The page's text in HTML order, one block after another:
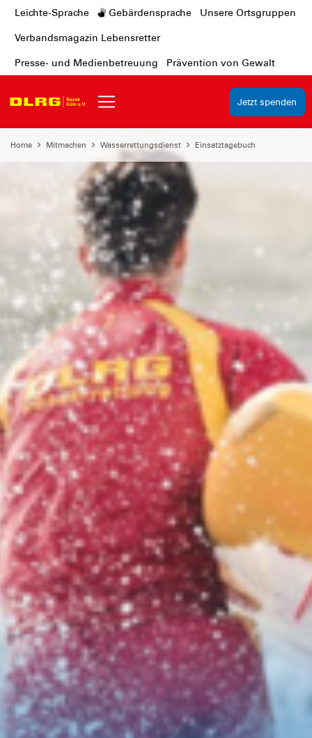
Leichte-Sprache Gebärdensprache Unsere Ortsgruppen
Verbandsmagazin Lebensretter
Presse- und Medienbetreuung Prävention von Gewalt
Jetzt spenden
Home Mitmachen Wasserrettungsdienst Einsatztagebuch
seit 1913 im Einsatz fürs
Leben
Gemeinsam stark
in der
Wasserrettung